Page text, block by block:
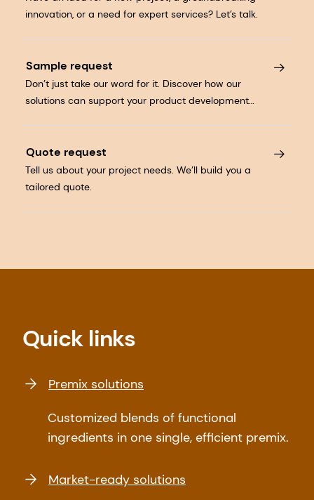
innovation, or a need for expert services? Let’s talk.
Sample request
Don’t just take our word for it. Discover how our
solutions can support your product development
Quote request
Tell us about your project needs. We’ll build you a
tailored quote.
Quick links
Premix solutions
Customized blends of functional
ingredients in one single, efficient premix.
Market-ready solutions